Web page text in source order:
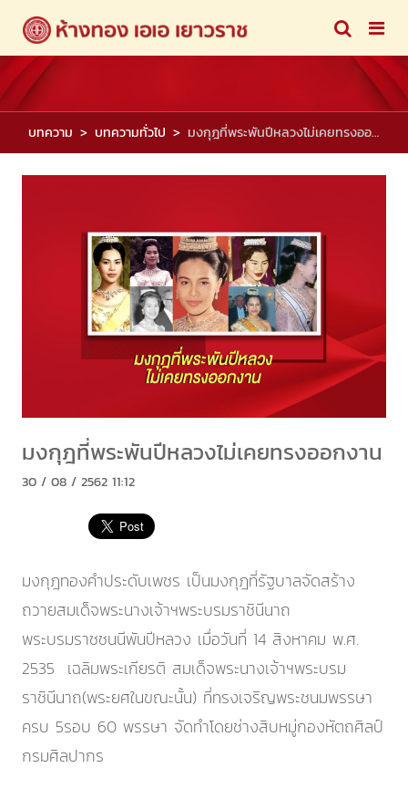
บทความ บทความทั่วไป มงกุฎที่พระพันปีหลวงไม่เคยทรงออกงาน
มงกุฎที่พระพันปีหลวงไม่เคยทรงออกงาน
30 / 08 / 2562 11:12
มงกุฎทองคำประดับเพชร เป็นมงกุฎที่รัฐบาลจัดสร้าง
ถวายสมเด็จพระนางเจ้าฯพระบรมราชินีนาถ
พระบรมราชชนนีพันปีหลวง เมื่อวันที่ 14 สิงหาคม พ.ศ.
2535 เฉลิมพระเกียรติ สมเด็จพระนางเจ้าฯพระบรม
ราชินีนาถ(พระยศในขณะนั้น) ที่ทรงเจริญพระชนมพรรษา
ครบ 5รอบ 60 พรรษา จัดทำโดยช่างสิบหมู่กองหัตถศิลป์
กรมศิลปากร